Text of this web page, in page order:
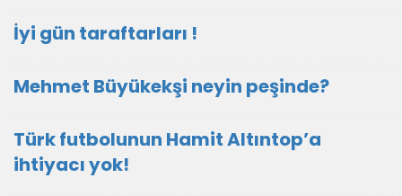
İyi gün taraftarları !
Mehmet Büyükekşi neyin peşinde?
Türk futbolunun Hamit Altıntop’a
ihtiyacı yok!